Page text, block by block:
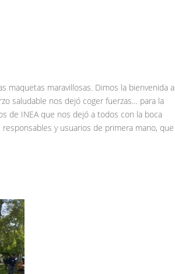
maravillosas. Dimos la bienvenida a
saludable nos dejó coger fuerzas… para la
de INEA que nos dejó a todos con la boca
y usuarios de primera mano, que